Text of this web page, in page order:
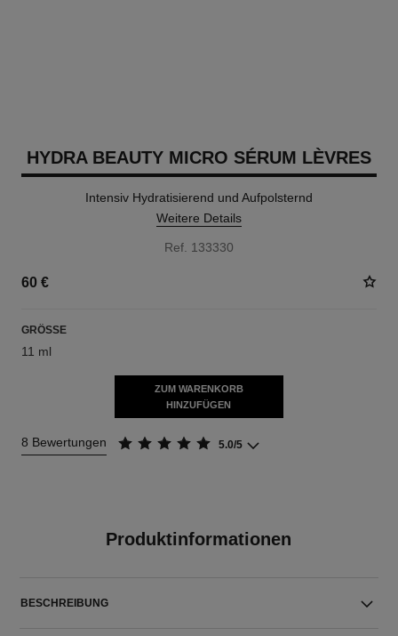
HYDRA BEAUTY MICRO SÉRUM LÈVRES
Intensiv Hydratisierend und Aufpolsternd
Weitere Details
Ref. 133330
60 €
GRÖSSE
11 ml
ZUM WARENKORB
HINZUFÜGEN
8 Bewertungen 5.0/5
Produktinformationen
BESCHREIBUNG